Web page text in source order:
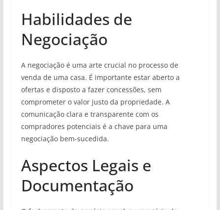
Habilidades de
Negociação
A negociação é uma arte crucial no processo de
venda de uma casa. É importante estar aberto a
ofertas e disposto a fazer concessões, sem
comprometer o valor justo da propriedade. A
comunicação clara e transparente com os
compradores potenciais é a chave para uma
negociação bem-sucedida.
Aspectos Legais e
Documentação